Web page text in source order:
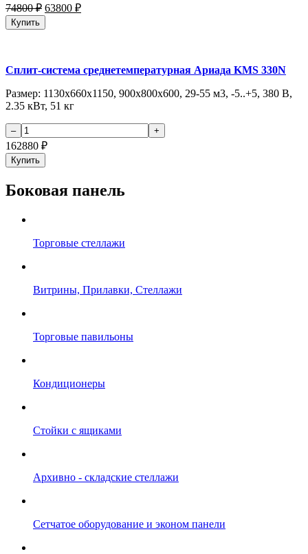
74800₽ 63800 ₽
Купить
Сплит-система среднетемпературная Ариада KMS 330N
Размер: 1130х660х1150, 900х800х600, 29-55 м3, -5..+5, 380 В,
2.35 кВт, 51 кг
162880 ₽
Купить
Боковая панель
Торговые стеллажи
Витрины, Прилавки, Стеллажи
Торговые павильоны
Кондиционеры
Стойки с ящиками
Архивно - складские стеллажи
Сетчатое оборудование и эконом панели